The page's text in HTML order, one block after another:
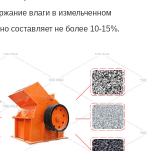
влаги в измельченном
составляет не более 10-15%.